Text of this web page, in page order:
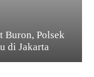
Buron, Polsek
di Jakarta